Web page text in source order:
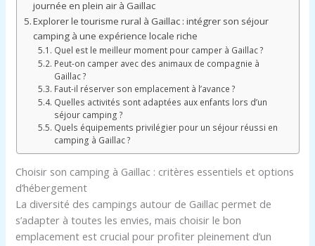
journée en plein air à Gaillac
Explorer le tourisme rural à Gaillac : intégrer son séjour
camping à une expérience locale riche
Quel est le meilleur moment pour camper à Gaillac ?
Peut-on camper avec des animaux de compagnie à
Gaillac ?
Faut-il réserver son emplacement à l’avance ?
Quelles activités sont adaptées aux enfants lors d’un
séjour camping ?
Quels équipements privilégier pour un séjour réussi en
camping à Gaillac ?
Choisir son camping à Gaillac : critères essentiels et options
d’hébergement
La diversité des campings autour de Gaillac permet de
s’adapter à toutes les envies, mais choisir le bon
emplacement est crucial pour profiter pleinement d’un